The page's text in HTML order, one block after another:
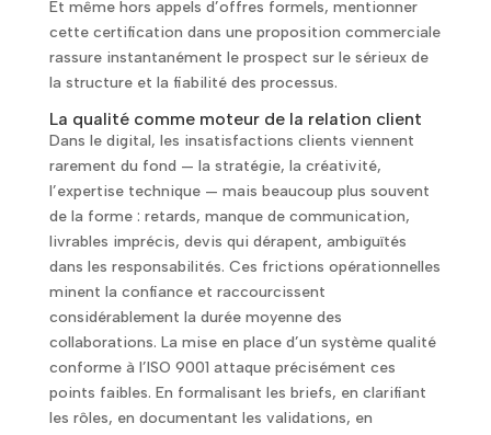
Et même hors appels d’offres formels, mentionner
cette certification dans une proposition commerciale
rassure instantanément le prospect sur le sérieux de
la structure et la fiabilité des processus.
La qualité comme moteur de la relation client
Dans le digital, les insatisfactions clients viennent
rarement du fond — la stratégie, la créativité,
l’expertise technique — mais beaucoup plus souvent
de la forme : retards, manque de communication,
livrables imprécis, devis qui dérapent, ambiguïtés
dans les responsabilités. Ces frictions opérationnelles
minent la confiance et raccourcissent
considérablement la durée moyenne des
collaborations. La mise en place d’un système qualité
conforme à l’ISO 9001 attaque précisément ces
points faibles. En formalisant les briefs, en clarifiant
les rôles, en documentant les validations, en